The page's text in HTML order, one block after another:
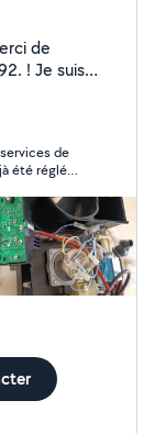
de
en
de BTS
en formation
bénévole
grasse.
de
été réglé